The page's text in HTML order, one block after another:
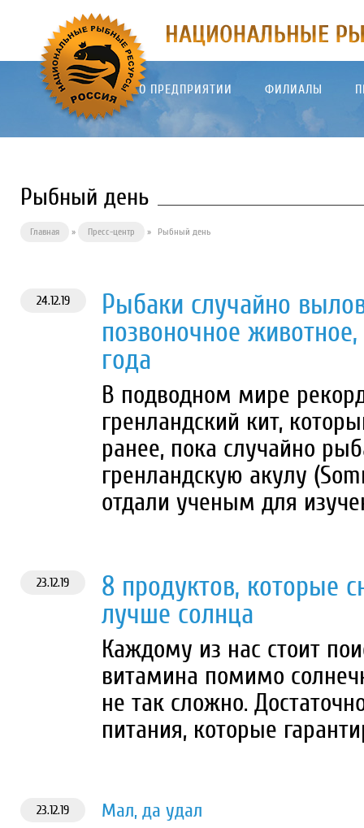
О ПРЕДПРИЯТИИ ФИЛИАЛЫ
Рыбный день
Главная » Пресс-центр » Рыбный день
24.12.19
Рыбаки случайно
позвоночное животное,
года
В подводном мире
гренландский кит,
ранее, пока случайно
гренландскую акулу
отдали ученым для
23.12.19
8 продуктов, которые
лучше солнца
Каждому из нас стоит
витамина помимо
не так сложно.
питания, которые
23.12.19 Мал, да удал